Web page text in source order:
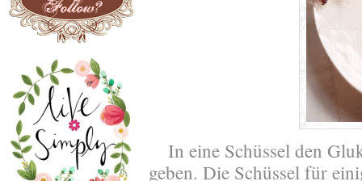
In eine Schüssel den
geben. Die Schüssel für